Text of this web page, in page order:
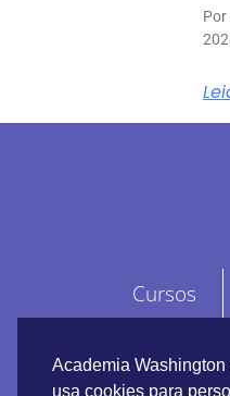
Por
Cursos
Academia
usa cookies para